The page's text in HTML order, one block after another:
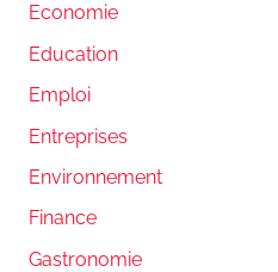
Economie
Education
Emploi
Entreprises
Environnement
Finance
Gastronomie